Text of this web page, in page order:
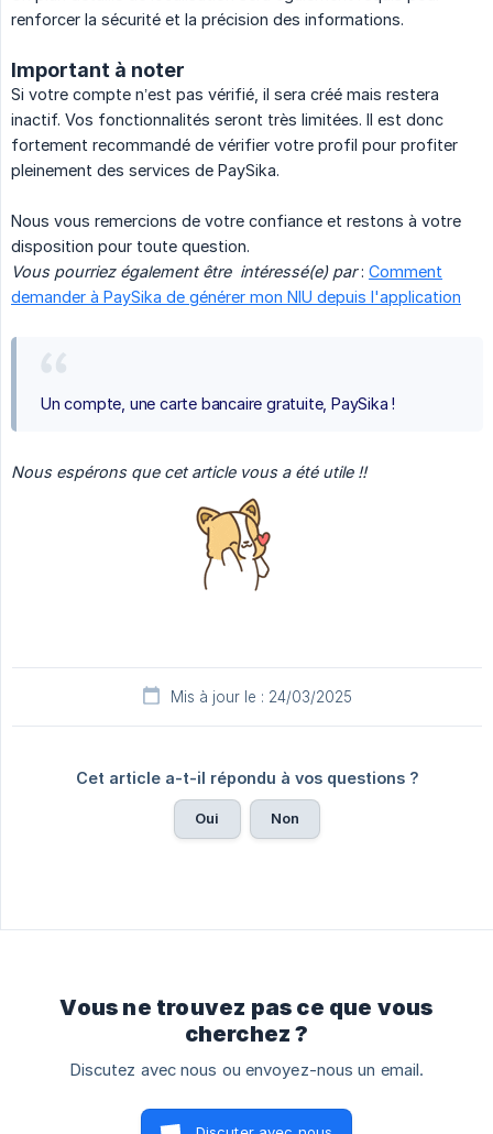
renforcer la sécurité et la précision des informations.
Important à noter
Si votre compte n’est pas vérifié, il sera créé mais restera
inactif. Vos fonctionnalités seront très limitées. Il est donc
fortement recommandé de vérifier votre profil pour profiter
pleinement des services de PaySika.
Nous vous remercions de votre confiance et restons à votre
disposition pour toute question.
Vous pourriez également être  intéressé(e) par: Comment
demander à PaySika de générer mon NIU depuis l'application
Un compte, une carte bancaire gratuite, PaySika !
Nous espérons que cet article vous a été utile !!
Mis à jour le : 24/03/2025
Cet article a-t-il répondu à vos questions ?
Oui Non
Vous ne trouvez pas ce que vous
cherchez ?
Discutez avec nous ou envoyez-nous un email.